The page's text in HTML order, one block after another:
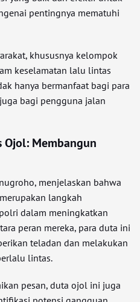
pentingnya mematuhi
khususnya kelompok
keselamatan lalu lintas
hanya bermanfaat bagi para
bagi pengguna jalan
Membangun
menjelaskan bahwa
langkah
dalam meningkatkan
peran mereka, para duta ini
teladan dan melakukan
lintas.
pesan, duta ojol ini juga